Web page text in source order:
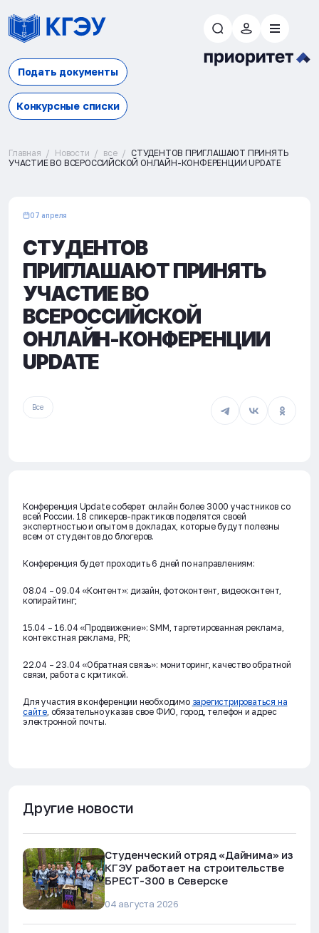
Подать документы
Конкурсные списки
Главная Новости все
СТУДЕНТОВ ПРИГЛАШАЮТ ПРИНЯТЬ
УЧАСТИЕ ВО ВСЕРОССИЙСКОЙ ОНЛАЙН-КОНФЕРЕНЦИИ UPDATE
07 апреля
СТУДЕНТОВ
ПРИГЛАШАЮТ ПРИНЯТЬ
УЧАСТИЕ ВО
ВСЕРОССИЙСКОЙ
ОНЛАЙН-КОНФЕРЕНЦИИ
UPDATE
Все
Конференция Update соберет онлайн более 3000 участников со
всей России. 18 спикеров-практиков поделятся своей
экспертностью и опытом в докладах, которые будут полезны
всем от студентов до блогеров.
Конференция будет проходить 6 дней по направлениям:
08.04 – 09.04 «Контент»: дизайн, фотоконтент, видеоконтент,
копирайтинг;
15.04 – 16.04 «Продвижение»: SMM, таргетированная реклама,
контекстная реклама, PR;
22.04 – 23.04 «Обратная связь»: мониторинг, качество обратной
связи, работа с критикой.
Для участия в конференции необходимо зарегистрироваться на
сайте, обязательно указав свое ФИО, город, телефон и адрес
электронной почты.
Другие новости
Студенческий отряд «Дайнима» из
КГЭУ работает на строительстве
БРЕСТ-300 в Северске
04 августа 2026